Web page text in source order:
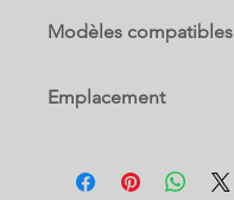
Modèles compatibles
KBLS22ETSS01
KBLS22KTSS01
Emplacement